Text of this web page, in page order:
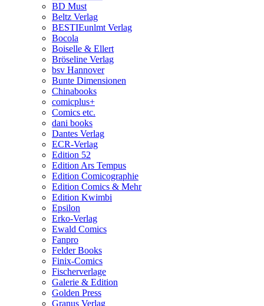
BD Must
Beltz Verlag
BESTIEunlmt Verlag
Bocola
Boiselle & Ellert
Bröseline Verlag
bsv Hannover
Bunte Dimensionen
Chinabooks
comicplus+
Comics etc.
dani books
Dantes Verlag
ECR-Verlag
Edition 52
Edition Ars Tempus
Edition Comicographie
Edition Comics & Mehr
Edition Kwimbi
Epsilon
Erko-Verlag
Ewald Comics
Fanpro
Felder Books
Finix-Comics
Fischerverlage
Galerie & Edition
Golden Press
Granus Verlag